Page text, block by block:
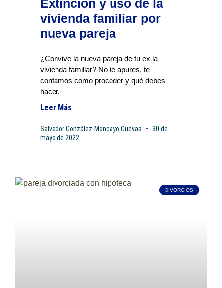
Extinción y uso de la
vivienda familiar por
nueva pareja
¿Convive la nueva pareja de tu ex la
vivienda familiar? No te apures, te
contamos como proceder y qué debes
hacer.
Leer Más
Salvador González-Moncayo Cuevas
30 de
mayo de 2022
DIVORCIOS